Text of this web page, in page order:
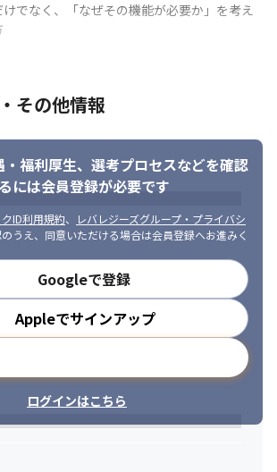
けでなく、「なぜその機能が必要か」を考え
その他情報
福利厚生、 選考プロセスなどを確認
には会員登録が必要です
ID利用規約、
レバレジーズグループ・プライバシ
うえ、同意いただける場合は会員登録へお進みく
Googleで登録
Appleでサインアップ
ログインはこちら